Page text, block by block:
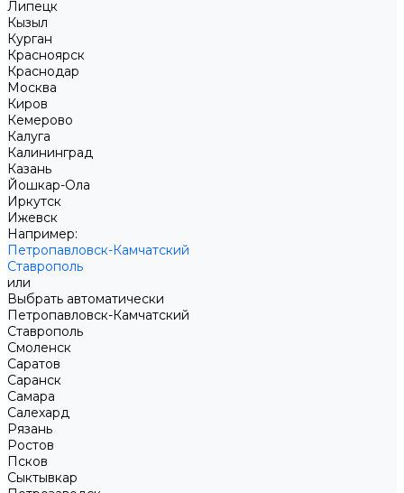
Липецк
Кызыл
Курган
Красноярск
Краснодар
Москва
Киров
Кемерово
Калуга
Калининград
Казань
Йошкар-Ола
Иркутск
Ижевск
Например:
Петропавловск-Камчатский
Ставрополь
или
Выбрать автоматически
Петропавловск-Камчатский
Ставрополь
Смоленск
Саратов
Саранск
Самара
Салехард
Рязань
Ростов
Псков
Сыктывкар